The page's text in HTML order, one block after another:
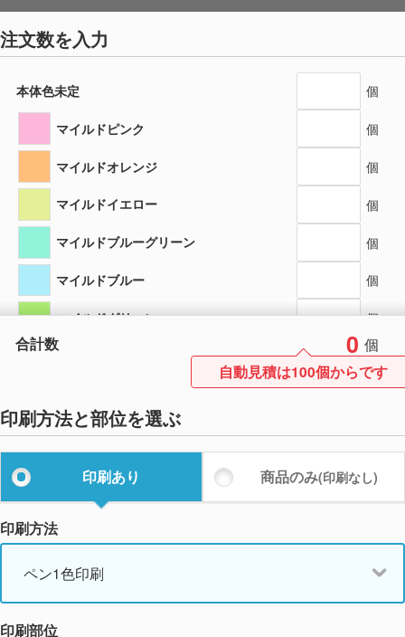
注文数を入力
本体色未定 個
マイルドピンク 個
マイルドオレンジ 個
マイルドイエロー 個
マイルドブルーグリーン 個
マイルドブルー 個
マイルドグリーン 個
マイルドダークブルー 個
個
マイルドバイオレット 個
マイルドレッド 個
マイルドスモークブルー 個
マイルドマゼンタ 個
マイルドゴールド 個
合計数 0 個
自動見積は100個からです
印刷方法と部位を選ぶ
印刷あり 商品のみ(印刷なし)
印刷方法
ペン1色印刷
印刷部位